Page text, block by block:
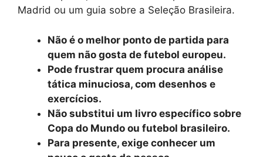
Madrid ou um guia sobre a Seleção Brasileira.
Não é o melhor ponto de partida para
quem não gosta de futebol europeu.
Pode frustrar quem procura análise
tática minuciosa, com desenhos e
exercícios.
Não substitui um livro específico sobre
Copa do Mundo ou futebol brasileiro.
Para presente, exige conhecer um